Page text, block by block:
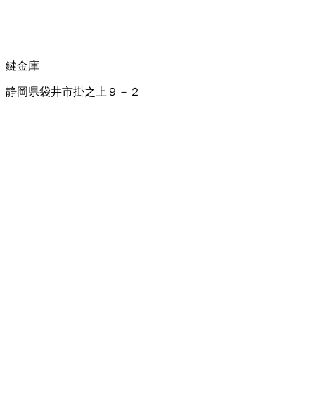
鍵金庫
静岡県袋井市掛之上９－２